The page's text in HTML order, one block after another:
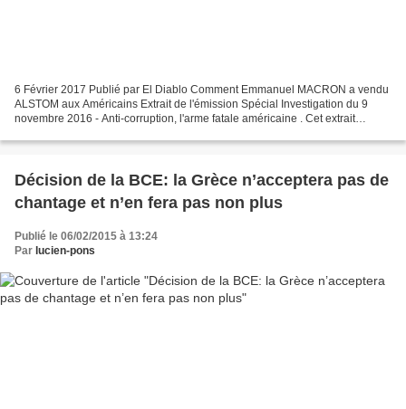
6 Février 2017 Publié par El Diablo Comment Emmanuel MACRON a vendu
ALSTOM aux Américains Extrait de l'émission Spécial Investigation du 9
novembre 2016 - Anti-corruption, l'arme fatale américaine . Cet extrait
Décision de la BCE: la Grèce n’acceptera pas de
chantage et n’en fera pas non plus
Publié le 06/02/2015 à 13:24
Par lucien-pons